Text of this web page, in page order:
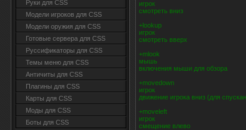
Руки для CSS
Модели игроков для CSS
Модели оружия для CSS
Готовые сервера для CSS
Руссификаторы для CSS
Темы меню для CSS
Античиты для CSS
Плагины для CSS
Карты для CSS
Моды для CSS
Боты для CSS
игрок
смотреть вниз
+lookup
игрок
смотреть вверх
+mlook
мышь
включения мыши для обзора
+movedown
игрок
движение игрока вниз (для
+moveleft
игрок
смещение влево